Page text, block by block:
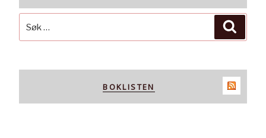
etter:
BOKLISTEN